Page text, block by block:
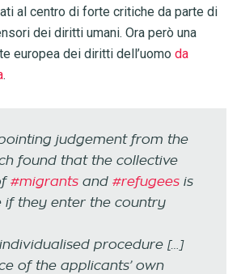
al centro di forte critiche da parte di
dei diritti umani. Ora però una
europea dei diritti dell’uomo da
.
judgement from the
found that the collective
#migrantsand #refugeesis
if they enter the country
procedure […]
of the applicants’ own